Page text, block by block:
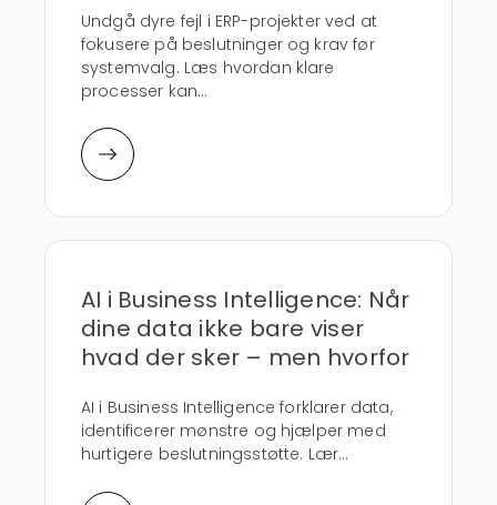
Undgå dyre fejl i ERP-projekter ved at
fokusere på beslutninger og krav før
systemvalg. Læs hvordan klare
processer kan...
AI i Business Intelligence: Når
dine data ikke bare viser
hvad der sker – men hvorfor
AI i Business Intelligence forklarer data,
identificerer mønstre og hjælper med
hurtigere beslutningsstøtte. Lær...